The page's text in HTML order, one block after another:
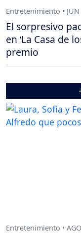
Entretenimiento •
El sorpresivo
en ‘La Casa de
premio
Entretenimiento •